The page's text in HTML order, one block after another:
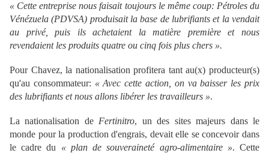
« Cette entreprise nous faisait toujours le même coup: Pétroles du
Vénézuela (PDVSA) produisait la base de lubrifiants et la vendait
au privé, puis ils achetaient la matière première et nous
revendaient les produits quatre ou cinq fois plus chers ».
Pour Chavez, la nationalisation profitera tant au(x) producteur(s)
qu'au consommateur: « Avec cette action, on va baisser les prix
des lubrifiants et nous allons libérer les travailleurs ».
La nationalisation de Fertinitro, un des sites majeurs dans le
monde pour la production d'engrais, devait elle se concevoir dans
le cadre du « plan de souveraineté agro-alimentaire ». Cette